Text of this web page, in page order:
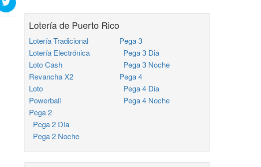
Lotería de Puerto Rico
Lotería Tradicional
Lotería Electrónica
Loto Cash
Revancha X2
Loto
Powerball
Pega 2
Pega 2 Día
Pega 2 Noche
Pega 3
Pega 3 Dia
Pega 3 Noche
Pega 4
Pega 4 Dia
Pega 4 Noche